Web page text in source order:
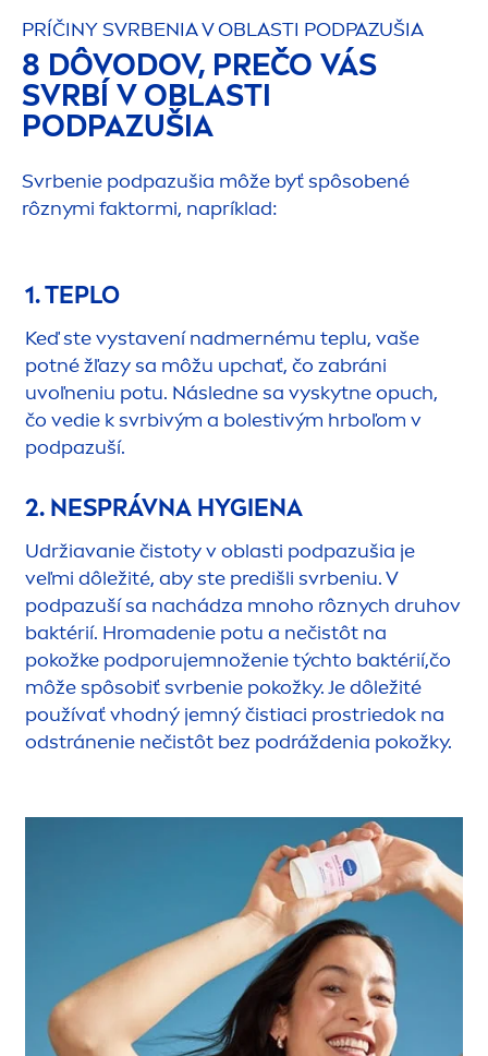
PRÍČINY SVRBENIA V OBLASTI PODPAZUŠIA
8 DÔVODOV, PREČO VÁS
SVRBÍ V OBLASTI
PODPAZUŠIA
Svrbenie podpazušia môže byť spôsobené
rôznymi faktormi, napríklad:
1. TEPLO
Keď ste vystavení nadmernému teplu, vaše
potné žľazy sa môžu upchať, čo zabráni
uvoľneniu potu. Následne sa vyskytne opuch,
čo vedie k svrbivým a bolestivým hrboľom v
podpazuší.
2. NESPRÁVNA HYGIENA
Udržiavanie čistoty v oblasti podpazušia je
veľmi dôležité, aby ste predišli svrbeniu. V
podpazuší sa nachádza mnoho rôznych druhov
baktérií. Hromadenie potu a nečistôt na
pokožke podporujemnoženie týchto baktérií,čo
môže spôsobiť svrbenie pokožky. Je dôležité
používať vhodný jemný čistiaci prostriedok na
odstránenie nečistôt bez podráždenia pokožky.